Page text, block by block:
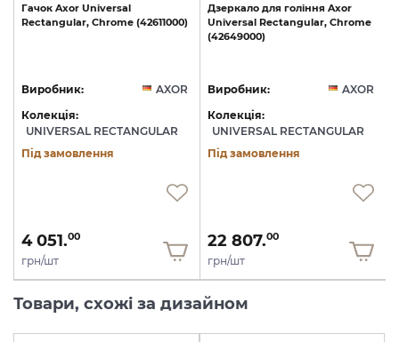
Гачок Axor Universal
Rectangular, Chrome (42611000)
Виробник:
AXOR
Колекція:
UNIVERSAL RECTANGULAR
Під замовлення
4 051.00
грн/шт
Дзеркало для гоління Axor
Universal Rectangular, Chrome
(42649000)
Виробник:
AXOR
Колекція:
UNIVERSAL RECTANGULAR
Під замовлення
22 807.00
грн/шт
Товари, схожі за дизайном